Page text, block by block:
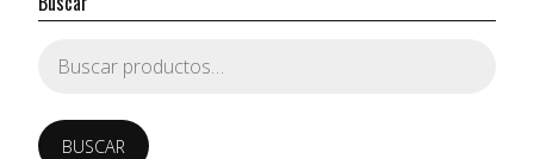
por:
BUSCAR